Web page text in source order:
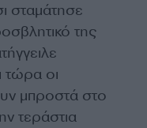
σταμάτησε
της
τώρα οι
μπροστά στο
τεράστια